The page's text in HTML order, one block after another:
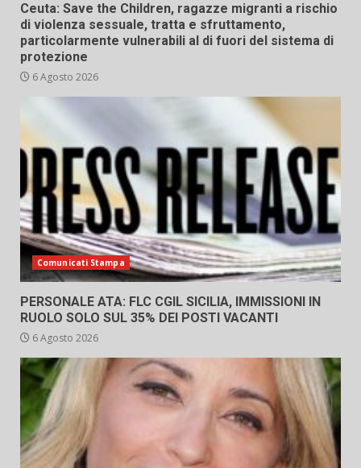
Ceuta: Save the Children, ragazze migranti a rischio
di violenza sessuale, tratta e sfruttamento,
particolarmente vulnerabili al di fuori del sistema di
protezione
6 Agosto 2026
Comunicati Stampa
PERSONALE ATA: FLC CGIL SICILIA, IMMISSIONI IN
RUOLO SOLO SUL 35% DEI POSTI VACANTI
6 Agosto 2026